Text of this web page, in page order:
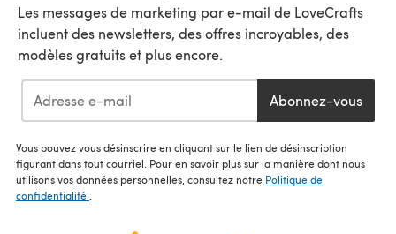
Les messages de marketing par e-mail de LoveCrafts
incluent des newsletters, des offres incroyables, des
modèles gratuits et plus encore.
Abonnez-vous
Vous pouvez vous désinscrire en cliquant sur le lien de désinscription
figurant dans tout courriel. Pour en savoir plus sur la manière dont nous
utilisons vos données personnelles, consultez notre Politique de
confidentialité